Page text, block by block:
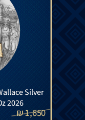
Silver
2026
1,650
₪